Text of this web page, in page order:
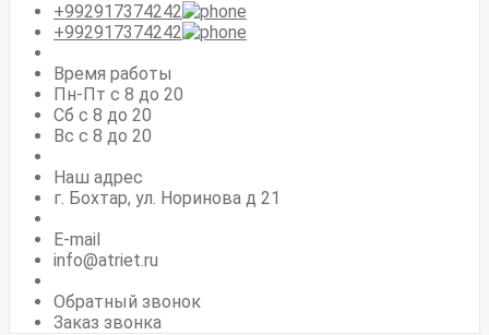
+992917374242
+992917374242
Время работы
Пн-Пт с 8 до 20
Сб с 8 до 20
Вс c 8 до 20
Наш адрес
г. Бохтар, ул. Норинова д 21
E-mail
info@atriet.ru
Обратный звонок
Заказ звонка